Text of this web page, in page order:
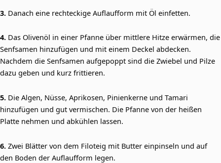
3. Danach eine rechteckige Auflaufform mit Öl einfetten.
4. Das Olivenöl in einer Pfanne über mittlere Hitze erwärmen, die
Senfsamen hinzufügen und mit einem Deckel abdecken.
Nachdem die Senfsamen aufgepoppt sind die Zwiebel und Pilze
dazu geben und kurz frittieren.
5. Die Algen, Nüsse, Aprikosen, Pinienkerne und Tamari
hinzufügen und gut vermischen. Die Pfanne von der heißen
Platte nehmen und abkühlen lassen.
6. Zwei Blätter von dem Filoteig mit Butter einpinseln und auf
den Boden der Auflaufform legen.